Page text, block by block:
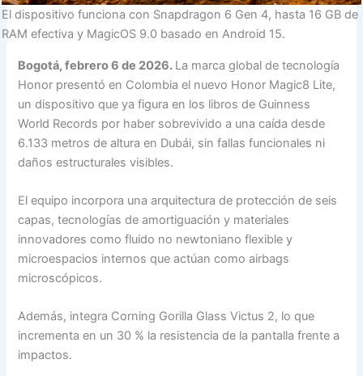
El dispositivo funciona con Snapdragon 6 Gen 4, hasta 16 GB de
RAM efectiva y MagicOS 9.0 basado en Android 15.
Bogotá, febrero 6 de 2026. La marca global de tecnología
Honor presentó en Colombia el nuevo Honor Magic8 Lite,
un dispositivo que ya figura en los libros de Guinness
World Records por haber sobrevivido a una caída desde
6.133 metros de altura en Dubái, sin fallas funcionales ni
daños estructurales visibles.
El equipo incorpora una arquitectura de protección de seis
capas, tecnologías de amortiguación y materiales
innovadores como fluido no newtoniano flexible y
microespacios internos que actúan como airbags
microscópicos.
Además, integra Corning Gorilla Glass Victus 2, lo que
incrementa en un 30 % la resistencia de la pantalla frente a
impactos.